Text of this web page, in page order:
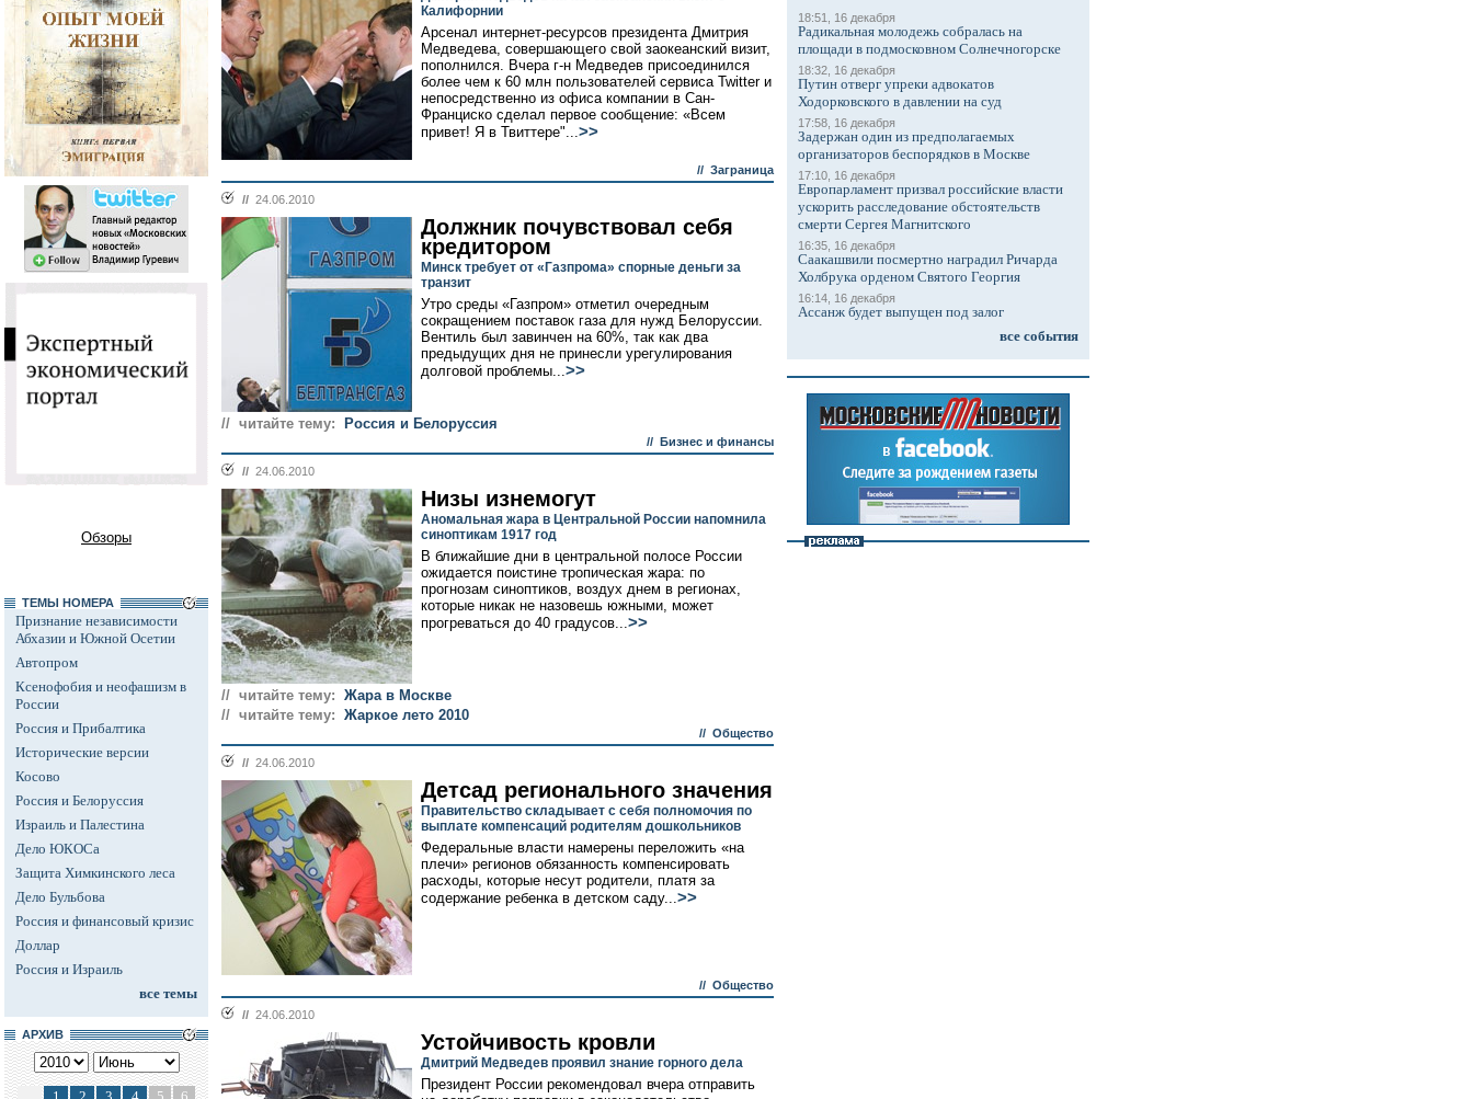
Обзоры
ТЕМЫ НОМЕРА
Признание независимости
Абхазии и Южной Осетии
Автопром
Ксенофобия и неофашизм в
России
Россия и Прибалтика
Исторические версии
Косово
Россия и Белоруссия
Израиль и Палестина
Дело ЮКОСа
Защита Химкинского леса
Дело Бульбова
Россия и финансовый кризис
Доллар
Россия и Израиль
все темы
АРХИВ
Калифорнии
Арсенал интернет-ресурсов президента Дмитрия
Медведева, совершающего свой заокеанский визит,
пополнился. Вчера г-н Медведев присоединился
более чем к 60 млн пользователей сервиса Twitter и
непосредственно из офиса компании в Сан-
Франциско сделал первое сообщение: «Всем
привет! Я в Твиттере"...>>
// Заграница
// 24.06.2010
Должник почувствовал себя
кредитором
Минск требует от «Газпрома» спорные деньги за
транзит
Утро среды «Газпром» отметил очередным
сокращением поставок газа для нужд Белоруссии.
Вентиль был завинчен на 60%, так как два
предыдущих дня не принесли урегулирования
долговой проблемы...>>
// читайте тему: Россия и Белоруссия
// Бизнес и финансы
// 24.06.2010
Низы изнемогут
Аномальная жара в Центральной России напомнила
синоптикам 1917 год
В ближайшие дни в центральной полосе России
ожидается поистине тропическая жара: по
прогнозам синоптиков, воздух днем в регионах,
которые никак не назовешь южными, может
прогреваться до 40 градусов...>>
// читайте тему: Жара в Москве
// читайте тему: Жаркое лето 2010
// Общество
// 24.06.2010
Детсад регионального значения
Правительство складывает с себя полномочия по
выплате компенсаций родителям дошкольников
Федеральные власти намерены переложить «на
плечи» регионов обязанность компенсировать
расходы, которые несут родители, платя за
содержание ребенка в детском саду...>>
// Общество
// 24.06.2010
Устойчивость кровли
Дмитрий Медведев проявил знание горного дела
Президент России рекомендовал вчера отправить
18:51, 16 декабря
Радикальная молодежь собралась на
площади в подмосковном Солнечногорске
18:32, 16 декабря
Путин отверг упреки адвокатов
Ходорковского в давлении на суд
17:58, 16 декабря
Задержан один из предполагаемых
организаторов беспорядков в Москве
17:10, 16 декабря
Европарламент призвал российские власти
ускорить расследование обстоятельств
смерти Сергея Магнитского
16:35, 16 декабря
Саакашвили посмертно наградил Ричарда
Холбрука орденом Святого Георгия
16:14, 16 декабря
Ассанж будет выпущен под залог
все события